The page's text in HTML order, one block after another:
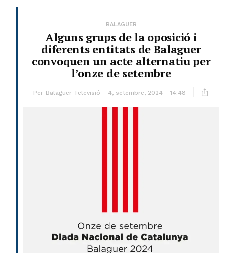
BALAGUER
Alguns grups de la oposició i
diferents entitats de Balaguer
convoquen un acte alternatiu per
l’onze de setembre
Per Balaguer Televisió 4, setembre, 2024 - 14:48